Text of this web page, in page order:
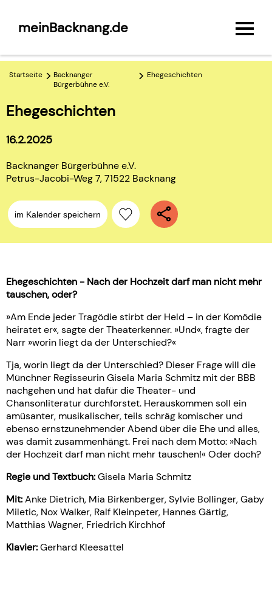
meinBacknang.de
Startseite
Backnanger
Bürgerbühne e.V.
Ehegeschichten
Ehegeschichten
16.2.2025
Backnanger Bürgerbühne e.V.
Petrus-Jacobi-Weg 7, 71522 Backnang
im Kalender speichern
Ehegeschichten - Nach der Hochzeit darf man nicht mehr
tauschen, oder?
»Am Ende jeder Tragödie stirbt der Held – in der Komödie
heiratet er«, sagte der Theaterkenner. »Und«, fragte der
Narr »worin liegt da der Unterschied?«
Tja, worin liegt da der Unterschied? Dieser Frage will die
Münchner Regisseurin Gisela Maria Schmitz mit der BBB
nachgehen und hat dafür die Theater- und
Chansonliteratur durchforstet. Herauskommen soll ein
amüsanter, musikalischer, teils schräg komischer und
ebenso ernstzunehmender Abend über die Ehe und alles,
was damit zusammenhängt. Frei nach dem Motto: »Nach
der Hochzeit darf man nicht mehr tauschen!« Oder doch?
Regie und Textbuch:Gisela Maria Schmitz
Mit:Anke Dietrich, Mia Birkenberger, Sylvie Bollinger, Gaby
Miletic, Nox Walker, Ralf Kleinpeter, Hannes Gärtig,
Matthias Wagner, Friedrich Kirchhof
Klavier:Gerhard Kleesattel